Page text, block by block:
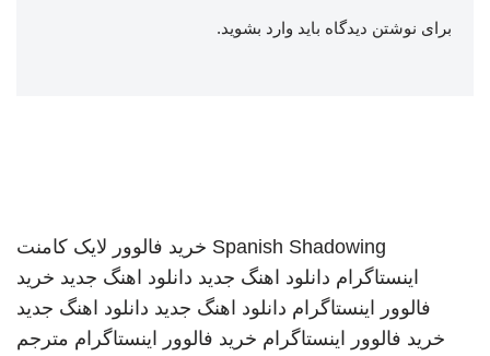
برای نوشتن دیدگاه باید وارد بشوید.
Spanish Shadowing خرید فالوور لایک کامنت
اینستاگرام دانلود اهنگ جدید دانلود اهنگ جدید خرید
فالوور اینستاگرام دانلود اهنگ جدید دانلود اهنگ جدید
خرید فالوور اینستاگرام خرید فالوور اینستاگرام مترجم